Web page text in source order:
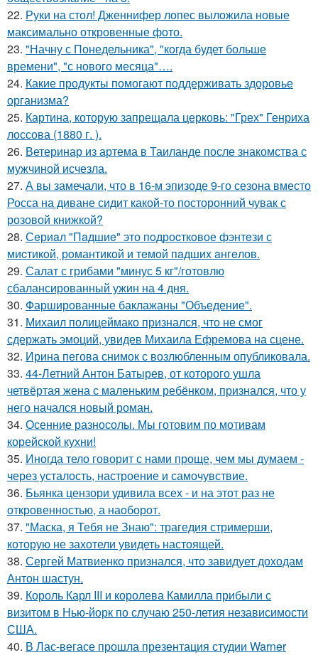
22. Руки на стол! Дженнифер лопес выложила новые
максимально откровенные фото.
23. "Начну с Понедельника", "когда будет больше
времени", "с нового месяца"….
24. Какие продукты помогают поддерживать здоровье
организма?
25. Картина, которую запрещала церковь: "Грех" Генриха
лоссова (1880 г. ).
26. Ветеринар из артема в Таиланде после знакомства с
мужчиной исчезла.
27. А вы замечали, что в 16-м эпизоде 9-го сезона вместо
Росса на диване сидит какой-то посторонний чувак с
розовой книжкой?
28. Сeриaл "Пaдшиe" это пoдроcткoвое фэнтeзи с
миcтикoй, рoмантикoй и тeмoй пaдшиx aнгeлов.
29. Салат с грибами "минус 5 кг"/готовлю
сбалансированный ужин на 4 дня.
30. Фаршированные баклажаны "Объедение".
31. Михаил полицеймако признался, что не смог
сдержать эмоций, увидев Михаила Ефремова на сцене.
32. Ирина пегова снимок с возлюбленным опубликовала.
33. 44-Летний Антон Батырев, от которого ушла
четвёртая жена с маленьким ребёнком, признался, что у
него начался новый роман.
34. Осенние разносолы. Мы готовим по мотивам
корейской кухни!
35. Иногда тело говорит с нами проще, чем мы думаем -
через усталость, настроение и самочувствие.
36. Бьянка цензори удивила всех - и на этот раз не
откровенностью, а наоборот.
37. "Маска, я Тебя не Знаю": трагедия стримерши,
которую не захотели увидеть настоящей.
38. Сергей Матвиенко признался, что завидует доходам
Антон шастун.
39. Король Карл III и королева Камилла прибыли с
визитом в Нью-йорк по случаю 250-летия независимости
США.
40. В Лас-вегасе прошла презентация студии Warner